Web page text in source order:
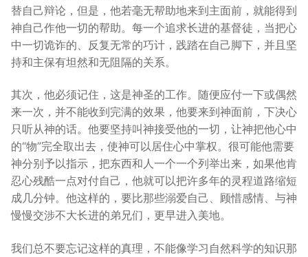
替自己辩论，但是，他若毫无帮助地来到主面前，就能得到
神自己作他一切的帮助。每一个追求长进的基督徒，当把心
中一切诡诈的、反复无常的巧计，践踏在自己脚下，并且坚
持和主保有坦然和无阻隔的关系。
其次，他必须记住，这是神圣的工作。随便应付一下或偶然
来一次，并不能收到完满的效果，他要来到神面前，下决心
只听从神的话。他要坚持叫神接受他的一切，让神把他心中
的“物”完全取出去，使神可以居住心中掌权。很可能他需要
神分别予以指示，把东西和人一个一个列举出来，如果他肯
忍心残酷一点对付自己，他就可以把许多年的灵程道路缩短
成几分钟。他这样的，要比那些溺爱自己、顾惜感情、与神
慢慢交涉不大长进的弟兄们，更早进入美地。
我们总不要忘记这样的真理，不能像学习自然科学的知识那